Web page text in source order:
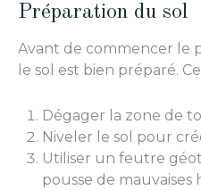
Préparation du sol
Avant de commencer le
le sol est bien préparé.
Dégager la zone de
Niveler le sol pour
Utiliser un feutre
pousse de mauvaises